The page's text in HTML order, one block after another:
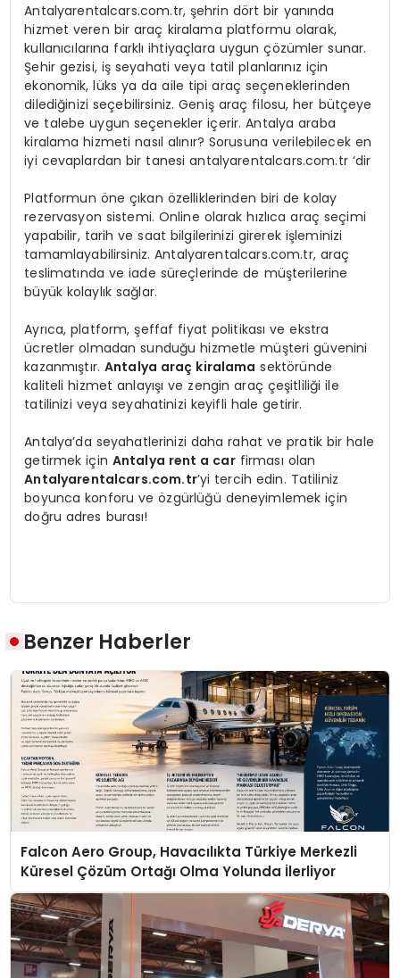
Antalyarentalcars.com.tr, şehrin dört bir yanında
hizmet veren bir araç kiralama platformu olarak,
kullanıcılarına farklı ihtiyaçlara uygun çözümler sunar.
Şehir gezisi, iş seyahati veya tatil planlarınız için
ekonomik, lüks ya da aile tipi araç seçeneklerinden
dilediğinizi seçebilirsiniz. Geniş araç filosu, her bütçeye
ve talebe uygun seçenekler içerir. Antalya araba
kiralama hizmeti nasıl alınır? Sorusuna verilebilecek en
iyi cevaplardan bir tanesi antalyarentalcars.com.tr ‘dir
Platformun öne çıkan özelliklerinden biri de kolay
rezervasyon sistemi. Online olarak hızlıca araç seçimi
yapabilir, tarih ve saat bilgilerinizi girerek işleminizi
tamamlayabilirsiniz. Antalyarentalcars.com.tr, araç
teslimatında ve iade süreçlerinde de müşterilerine
büyük kolaylık sağlar.
Ayrıca, platform, şeffaf fiyat politikası ve ekstra
ücretler olmadan sunduğu hizmetle müşteri güvenini
kazanmıştır. Antalya araç kiralama sektöründe
kaliteli hizmet anlayışı ve zengin araç çeşitliliği ile
tatilinizi veya seyahatinizi keyifli hale getirir.
Antalya’da seyahatlerinizi daha rahat ve pratik bir hale
getirmek için Antalya rent a carfirması olan
Antalyarentalcars.com.tr’yi tercih edin. Tatiliniz
boyunca konforu ve özgürlüğü deneyimlemek için
doğru adres burası!
Benzer Haberler
Falcon Aero Group, Havacılıkta Türkiye Merkezli
Küresel Çözüm Ortağı Olma Yolunda İlerliyor